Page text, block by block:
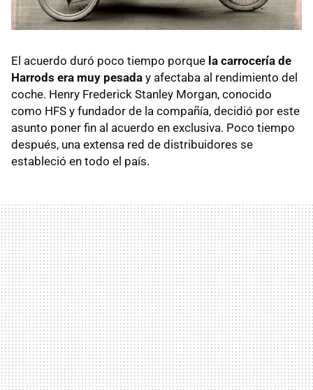
El acuerdo duró poco tiempo porque la carrocería de
Harrods era muy pesada y afectaba al rendimiento del
coche. Henry Frederick Stanley Morgan, conocido
como HFS y fundador de la compañía, decidió por este
asunto poner fin al acuerdo en exclusiva. Poco tiempo
después, una extensa red de distribuidores se
estableció en todo el país.